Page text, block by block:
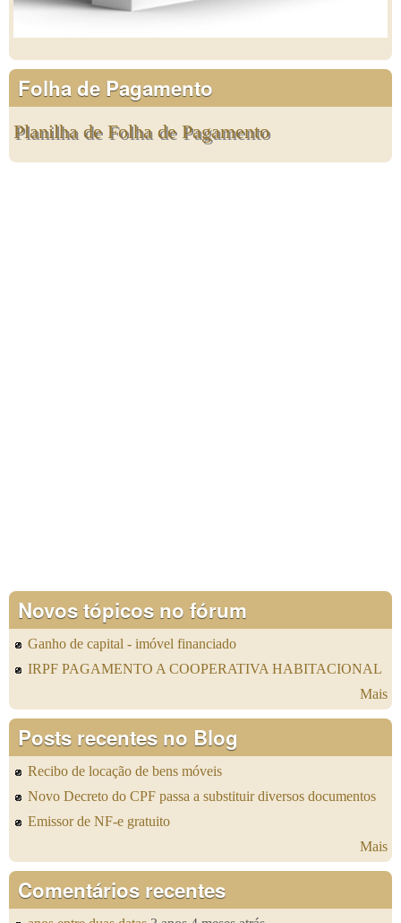
Folha de Pagamento
Planilha de Folha de Pagamento
Novos tópicos no fórum
Ganho de capital - imóvel financiado
IRPF PAGAMENTO A COOPERATIVA HABITACIONAL
Mais
Posts recentes no Blog
Recibo de locação de bens móveis
Novo Decreto do CPF passa a substituir diversos documentos
Emissor de NF-e gratuito
Mais
Comentários recentes